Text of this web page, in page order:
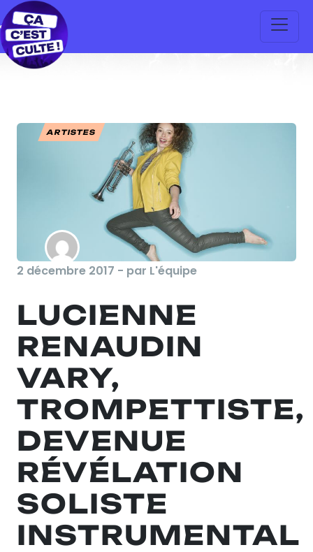
ARTISTES
2 décembre 2017 - par L'équipe
LUCIENNE
RENAUDIN
VARY,
TROMPETTISTE,
DEVENUE
RÉVÉLATION
SOLISTE
INSTRUMENTAL